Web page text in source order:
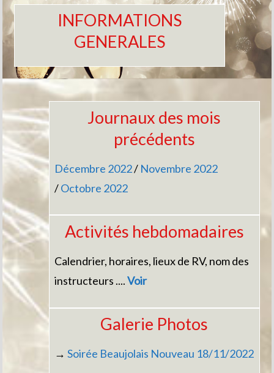
INFORMATIONS
GENERALES
Journaux des mois
précédents
Décembre 2022/ Novembre 2022
/Octobre 2022
Activités hebdomadaires
Calendrier, horaires, lieux de RV, nom des
instructeurs ....Voir
Galerie Photos
→ Soirée Beaujolais Nouveau 18/11/2022